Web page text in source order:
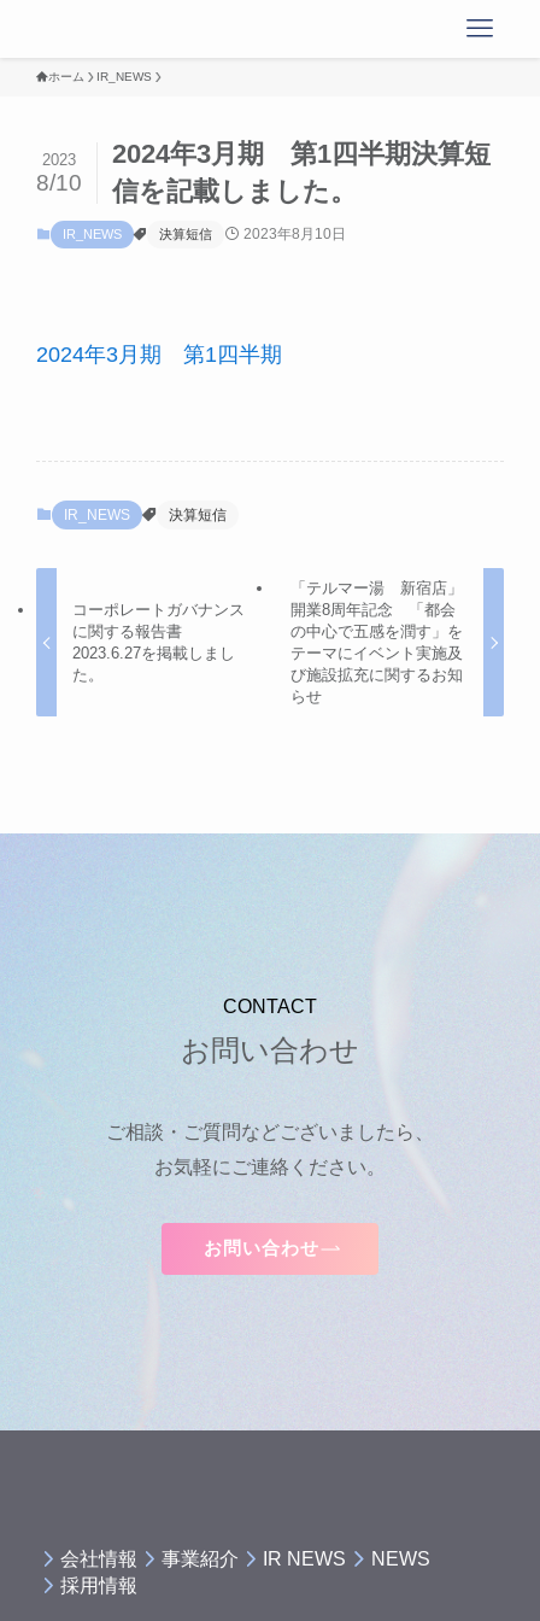
ホーム IR_NEWS
2024年3月期 第1四半期決算短
信を記載しました。
2023
8/10
IR_NEWS 決算短信 2023年8月10日
2024年3月期 第1四半期
IR_NEWS 決算短信
コーポレートガバナンス
に関する報告書
2023.6.27を掲載しまし
た。
「テルマー湯 新宿店」
開業8周年記念 「都会
の中心で五感を潤す」を
テーマにイベント実施及
び施設拡充に関するお知
らせ
CONTACT
お問い合わせ
ご相談・ご質問などございましたら、
お気軽にご連絡ください。
お問い合わせ
会社情報 事業紹介 IR NEWS
NEWS
採用情報